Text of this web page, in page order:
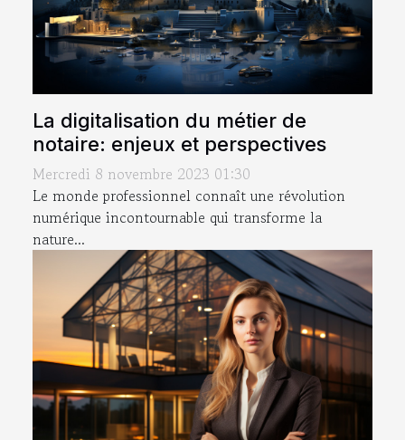
La digitalisation du métier de
notaire: enjeux et perspectives
Mercredi 8 novembre 2023 01:30
Le monde professionnel connaît une révolution
numérique incontournable qui transforme la
nature...